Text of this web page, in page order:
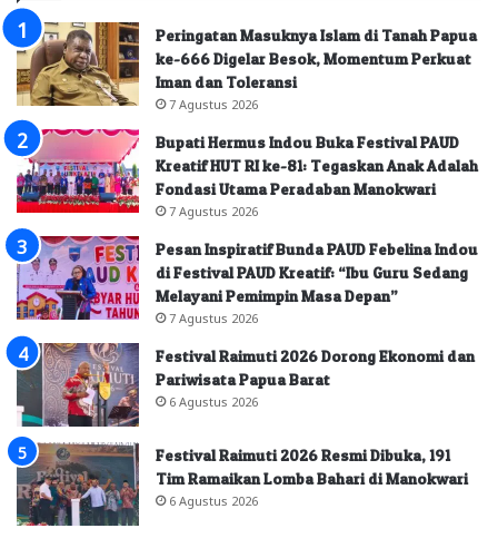
Peringatan Masuknya Islam di Tanah Papua
ke-666 Digelar Besok, Momentum Perkuat
Iman dan Toleransi
7 Agustus 2026
Bupati Hermus Indou Buka Festival PAUD
Kreatif HUT RI ke-81: Tegaskan Anak Adalah
Fondasi Utama Peradaban Manokwari
7 Agustus 2026
Pesan Inspiratif Bunda PAUD Febelina Indou
di Festival PAUD Kreatif: “Ibu Guru Sedang
Melayani Pemimpin Masa Depan”
7 Agustus 2026
Festival Raimuti 2026 Dorong Ekonomi dan
Pariwisata Papua Barat
6 Agustus 2026
Festival Raimuti 2026 Resmi Dibuka, 191
Tim Ramaikan Lomba Bahari di Manokwari
6 Agustus 2026